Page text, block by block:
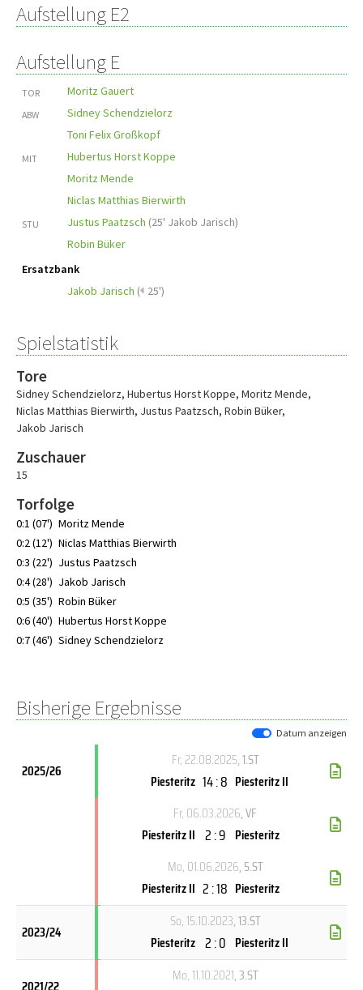
Aufstellung E2
Aufstellung E
TOR Moritz Gauert
ABW
Sidney Schendzielorz
Toni Felix Großkopf
MIT
Hubertus Horst Koppe
Moritz Mende
Niclas Matthias Bierwirth
STU Justus Paatzsch (25' Jakob Jarisch)
Robin Büker
Ersatzbank
Jakob Jarisch ( 25')
Spielstatistik
Tore
Sidney Schendzielorz, Hubertus Horst Koppe, Moritz Mende,
Niclas Matthias Bierwirth, Justus Paatzsch, Robin Büker,
Jakob Jarisch
Zuschauer
15
Torfolge
0:1 (07') Moritz Mende
0:2 (12') Niclas Matthias Bierwirth
0:3 (22') Justus Paatzsch
0:4 (28') Jakob Jarisch
0:5 (35') Robin Büker
0:6 (40') Hubertus Horst Koppe
0:7 (46') Sidney Schendzielorz
Bisherige Ergebnisse
Datum anzeigen
2025/26
Fr, 22.08.2025, 1.ST
Piesteritz 14 : 8 Piesteritz II
Fr, 06.03.2026, VF
Piesteritz II 2 : 9 Piesteritz
Mo, 01.06.2026, 5.ST
Piesteritz II 2 : 18 Piesteritz
2023/24
So, 15.10.2023, 13.ST
Piesteritz 2 : 0 Piesteritz II
Mo, 11.10.2021, 3.ST